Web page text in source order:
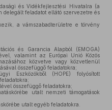
és Vidékfejlesztési Hivatalra (a
feladatot ellátó szervezetre és
a vámszabadterületre e törvény
és Garancia Alapból (EMOGA)
valamint az Európai Unió Közös
közvetve vagy közvetlenül
összefüggő feladatokra;
Eszközökből (HOPE) folyósított
összefüggő feladatokra;
utalt nemzeti támogatások
utalt egyéb feladatokra.